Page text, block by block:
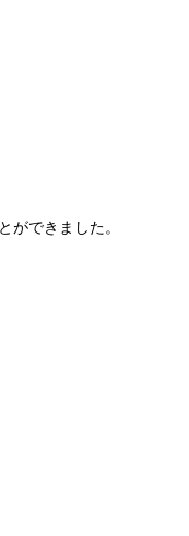
できました。